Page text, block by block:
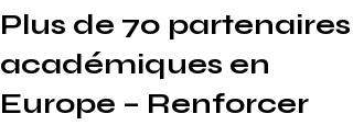
Plus de 70 partenaires
académiques en
Europe – Renforcer